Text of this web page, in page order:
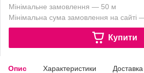
Мінімальне замовлення — 50 м
Мінімальна сума замовлення на сайті
Купити
Опис Характеристики Доставка